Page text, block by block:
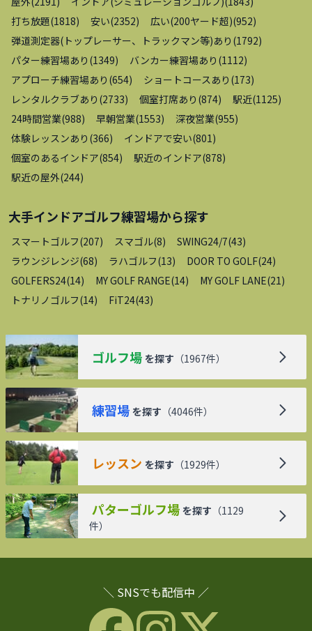
打ち放題(1818) 安い(2352) 広い(200ヤード超)(952)
弾道測定器(トップレーサー、トラックマン等)あり (1792)
パター練習場あり (1349) バンカー練習場あり (1112)
アプローチ練習場あり (654) ショートコースあり (173)
レンタルクラブあり (2733) 個室打席あり (874) 駅近(1125)
24時間営業(988) 早朝営業(1553) 深夜営業(955)
体験レッスンあり (366) インドアで安い(801)
個室のあるインドア(854) 駅近のインドア(878)
駅近の屋外(244)
大手インドアゴルフ練習場から探す
スマートゴルフ(207) スマゴル(8) SWING24/7(43)
ラウンジレンジ(68) ラハゴルフ(13) DOOR TO GOLF(24)
GOLFERS24(14) MY GOLF RANGE(14) MY GOLF LANE(21)
トナリノゴルフ(14) FiT24(43)
ゴルフ場 を探す （1967件）
練習場 を探す （4046件）
レッスン を探す （1929件）
パターゴルフ場 を探す （1129
件）
＼ SNSでも配信中 ／